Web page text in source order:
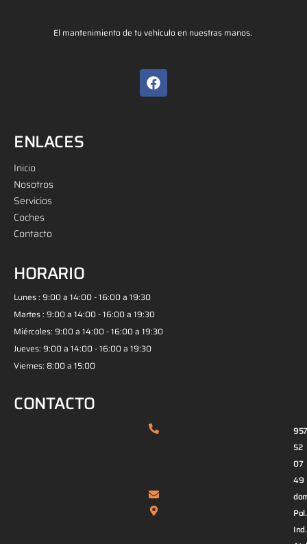
El mantenimiento de tu vehículo en nuestras manos.
ENLACES
Inicio
Nosotros
Servicios
Coches
Contacto
HORARIO
Lunes : 9:00 a 14:00 - 16:00 a 19:30
Martes : 9:00 a 14:00 - 16:00 a 19:30
Miércoles: 9:00 a 14:00 - 16:00 a 19:30
Jueves: 9:00 a 14:00 - 16:00 a 19:30
Viernes: 8:00 a 15:00
CONTACTO
957
52
07
49
Pol.
Ind.